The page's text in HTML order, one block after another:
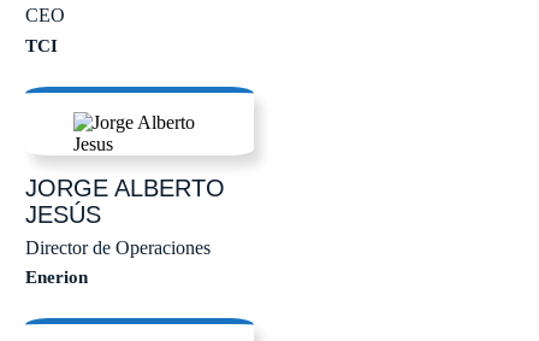
CEO
TCI
JORGE ALBERTO
JESÚS
Director de Operaciones
Enerion